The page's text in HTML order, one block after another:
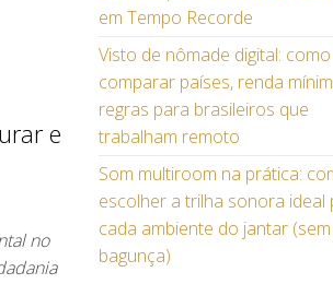
e
no
em Tempo Recorde
Visto de nômade digital: como
comparar países, renda
regras para brasileiros que
trabalham remoto
Som multiroom na prática:
escolher a trilha sonora ideal
cada ambiente do jantar
bagunça)